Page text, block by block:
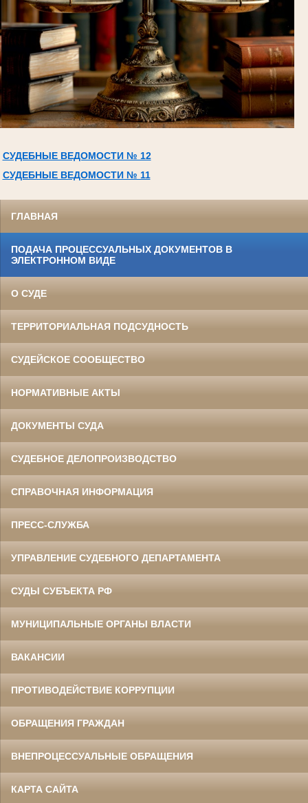
СУДЕБНЫЕ ВЕДОМОСТИ № 12
СУДЕБНЫЕ ВЕДОМОСТИ № 11
ГЛАВНАЯ
ПОДАЧА ПРОЦЕССУАЛЬНЫХ ДОКУМЕНТОВ В
ЭЛЕКТРОННОМ ВИДЕ
О СУДЕ
ТЕРРИТОРИАЛЬНАЯ ПОДСУДНОСТЬ
СУДЕЙСКОЕ СООБЩЕСТВО
НОРМАТИВНЫЕ АКТЫ
ДОКУМЕНТЫ СУДА
СУДЕБНОЕ ДЕЛОПРОИЗВОДСТВО
СПРАВОЧНАЯ ИНФОРМАЦИЯ
ПРЕСС-СЛУЖБА
УПРАВЛЕНИЕ СУДЕБНОГО ДЕПАРТАМЕНТА
СУДЫ СУБЪЕКТА РФ
МУНИЦИПАЛЬНЫЕ ОРГАНЫ ВЛАСТИ
ВАКАНСИИ
ПРОТИВОДЕЙСТВИЕ КОРРУПЦИИ
ОБРАЩЕНИЯ ГРАЖДАН
ВНЕПРОЦЕССУАЛЬНЫЕ ОБРАЩЕНИЯ
КАРТА САЙТА